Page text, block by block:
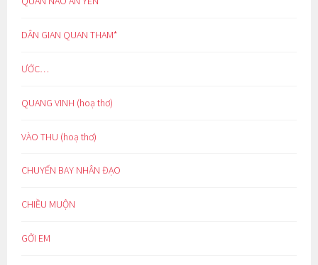
DÂN GIAN QUAN THAM*
ƯỚC…
QUANG VINH (hoạ thơ)
VÀO THU (hoạ thơ)
CHUYẾN BAY NHÂN ĐẠO
CHIỀU MUỘN
GỞI EM